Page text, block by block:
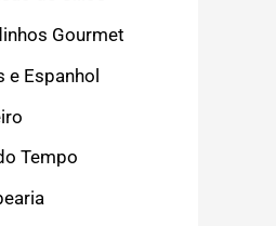
Gourmet
e Espanhol
Tempo